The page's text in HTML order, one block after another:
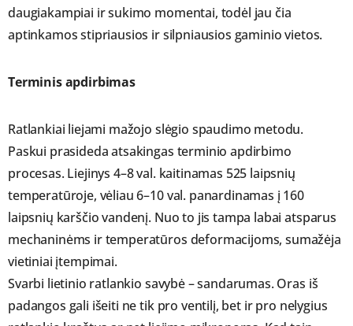
daugiakampiai ir sukimo momentai, todėl jau čia
aptinkamos stipriausios ir silpniausios gaminio vietos.
Terminis apdirbimas
Ratlankiai liejami mažojo slėgio spaudimo metodu.
Paskui prasideda atsakingas terminio apdirbimo
procesas. Liejinys 4–8 val. kaitinamas 525 laipsnių
temperatūroje, vėliau 6–10 val. panardinamas į 160
laipsnių karščio vandenį. Nuo to jis tampa labai atsparus
mechaninėms ir temperatūros deformacijoms, sumažėja
vietiniai įtempimai.
Svarbi lietinio ratlankio savybė – sandarumas. Oras iš
padangos gali išeiti ne tik pro ventilį, bet ir pro nelygius